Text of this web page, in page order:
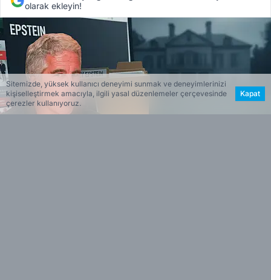
olarak ekleyin!
Sitemizde, yüksek kullanıcı deneyimi sunmak ve deneyimlerinizi
kişiselleştirmek amacıyla, ilgili yasal düzenlemeler çerçevesinde
çerezler kullanıyoruz.
Kapat